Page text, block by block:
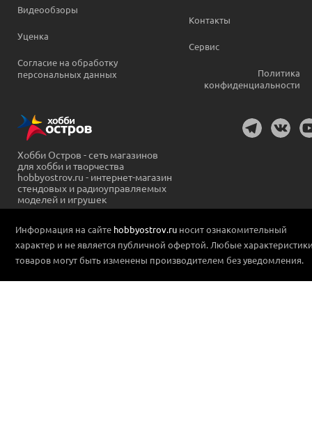
Видеообзоры
Уценка
Согласие на обработку
персональных данных
Контакты
Сервис
Политика
конфиденциальности
Хобби Остров - сеть магазинов
для хобби и творчества
hobbyostrov.ru - интернет-магазин
стендовых и радиоуправляемых
моделей и игрушек
Информация на сайте hobbyostrov.ru носит ознакомительный
характер и не является публичной офертой. Любые
товаров могут быть изменены производителем без уведомления.